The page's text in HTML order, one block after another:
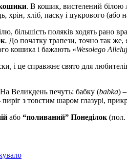
. В кошик, вистелений білою
хрін, хліб, паску і цукрового
поляків ходять рано
. До початку трапези, точно так же,
кошика і бажають «Wesołego
і це справжнє свято для
Великдень печуть: бабку (babka)
пиріг з товстим шаром глазурі,
або “поливаний” Понеділок (пол.